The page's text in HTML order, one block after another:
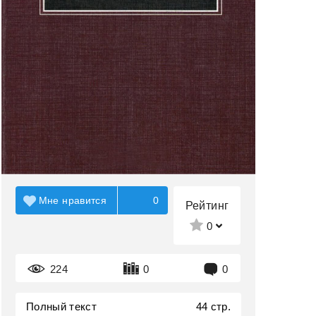
Рейтинг
0
224 0 0
Мне нравится 0
Полный текст 44 стр.